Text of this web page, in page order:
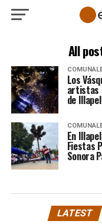
All
Los
artistas
de Illapel
En
Fiestas
Sonora
LATEST